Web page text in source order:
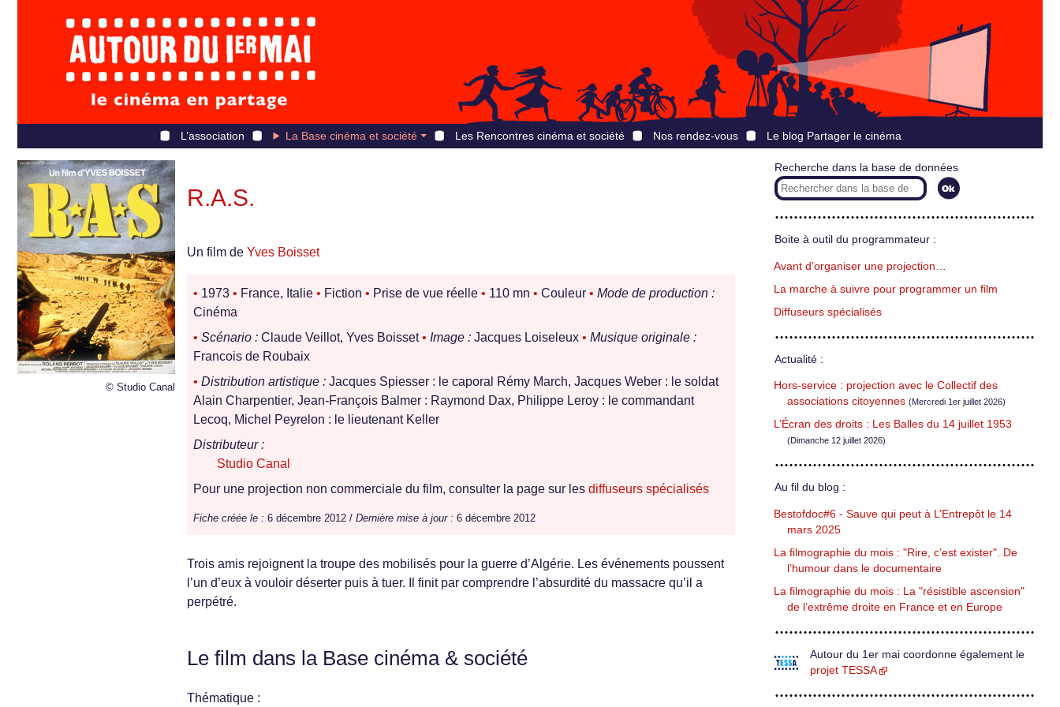
L’association La Base cinéma et société Les Rencontres cinéma et société Nos rendez-vous Le blog Partager le cinéma
© Studio Canal
R.A.S.
Un film de Yves Boisset
• 1973 • France, Italie • Fiction • Prise de vue réelle • 110 mn • Couleur • Mode de production :
Cinéma
• Scénario : Claude Veillot, Yves Boisset• Image : Jacques Loiseleux • Musique originale :
Francois de Roubaix
• Distribution artistique : Jacques Spiesser : le caporal Rémy March, Jacques Weber : le soldat
Alain Charpentier, Jean-François Balmer : Raymond Dax, Philippe Leroy : le commandant
Lecoq, Michel Peyrelon : le lieutenant Keller
Distributeur :
Studio Canal
Pour une projection non commerciale du film, consulter la page sur les diffuseurs spécialisés
Fiche créée le : 6 décembre 2012 / Dernière mise à jour : 6 décembre 2012
Trois amis rejoignent la troupe des mobilisés pour la guerre d’Algérie. Les événements poussent
l’un d’eux à vouloir déserter puis à tuer. Il finit par comprendre l’absurdité du massacre qu’il a
perpétré.
Le film dans la Base cinéma & société
Thématique :
Recherche dans la base de données
Boite à outil du programmateur :
Avant d’organiser une projection…
La marche à suivre pour programmer un film
Diffuseurs spécialisés
Actualité :
Hors-service : projection avec le Collectif des
associations citoyennes (Mercredi 1er juillet 2026)
L’Écran des droits : Les Balles du 14 juillet 1953
(Dimanche 12 juillet 2026)
Au fil du blog :
Bestofdoc#6 - Sauve qui peut à L’Entrepôt le 14
mars 2025
La filmographie du mois : "Rire, c’est exister". De
l’humour dans le documentaire
La filmographie du mois : La "résistible ascension"
de l’extrême droite en France et en Europe
Autour du 1er mai coordonne également le
projet TESSA